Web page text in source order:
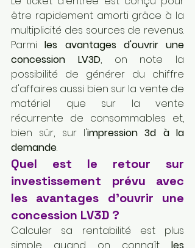
être rapidement amorti grâce à la
multiplicité des sources de revenus.
Parmi les avantages d'ouvrir une
concession LV3D, on note la
possibilité de générer du chiffre
d'affaires aussi bien sur la vente de
matériel que sur la vente
récurrente de consommables et,
bien sûr, sur l'impression 3d à la
demande.
Quel est le retour sur
investissement prévu avec
les avantages d'ouvrir une
concession LV3D ?
Calculer sa rentabilité est plus